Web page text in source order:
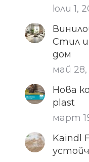
юли 1,
Стил и
дом
май
Нова
plast
март
Kaindl